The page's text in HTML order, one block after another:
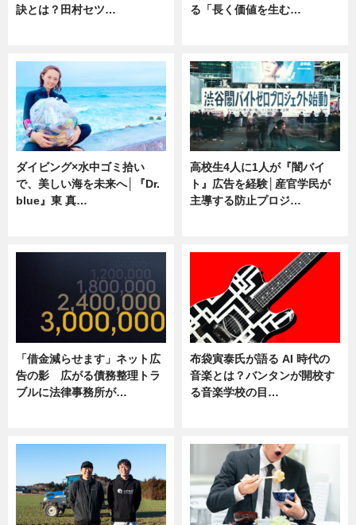
訣とは？田村セツ…
る「長く価値を生む…
ダイビング×水中ゴミ拾い
で、美しい海を未来へ│『Dr.
blue』東 真…
高校生4人に1人が『闇バイ
ト』広告を経験│産官学民が
主導する防止プロジ…
「借金減らせます」ネット広
告の影 広がる債務整理トラ
ブルに法律事務所が…
布袋寅泰氏が語る AI 時代の
音楽とは？バンタンが開校す
る音楽学校の目…